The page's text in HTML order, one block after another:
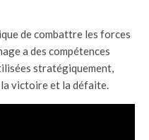
de combattre les forces
a des compétences
stratégiquement,
victoire et la défaite.